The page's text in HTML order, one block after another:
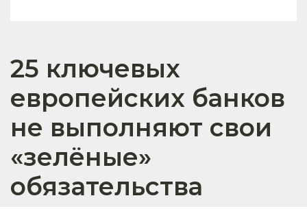
25 ключевых
европейских банков
не выполняют свои
«зелёные»
обязательства